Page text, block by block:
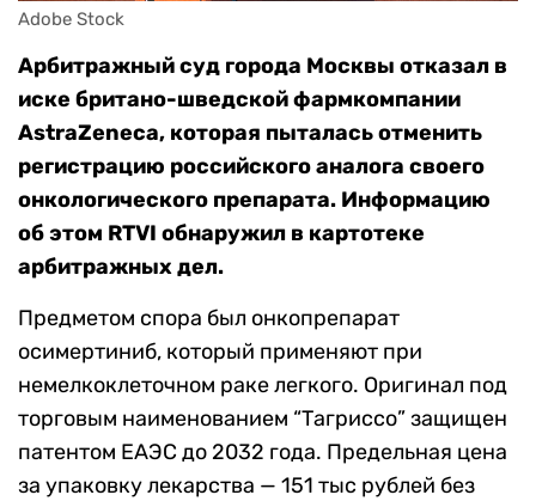
Adobe Stock
Арбитражный суд города Москвы отказал в
иске британо-шведской фармкомпании
AstraZeneca, которая пыталась отменить
регистрацию российского аналога своего
онкологического препарата. Информацию
об этом RTVI обнаружил в картотеке
арбитражных дел.
Предметом спора был онкопрепарат
осимертиниб, который применяют при
немелкоклеточном раке легкого. Оригинал под
торговым наименованием “Тагриссо” защищен
патентом ЕАЭС до 2032 года. Предельная цена
за упаковку лекарства — 151 тыс рублей без